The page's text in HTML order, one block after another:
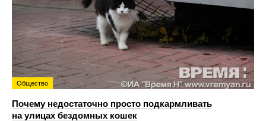
Общество
Почему недостаточно просто подкармливать
на улицах бездомных кошек